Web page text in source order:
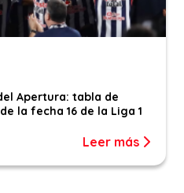
Apertura: tabla de
la fecha 16 de la Liga 1
Leer más